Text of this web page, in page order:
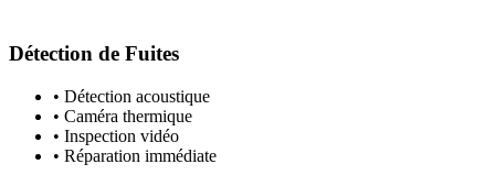
Détection de Fuites
• Détection acoustique
• Caméra thermique
• Inspection vidéo
• Réparation immédiate